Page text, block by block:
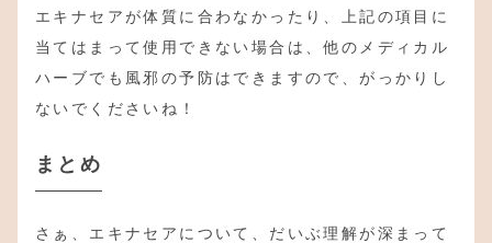
エキナセアが体質に合わなかったり、上記の項目に
当てはまって使用できない場合は、他のメディカル
ハーブでも風邪の予防はできますので、がっかりし
ないでくださいね！
まとめ
さぁ、エキナセアについて、だいぶ理解が深まって